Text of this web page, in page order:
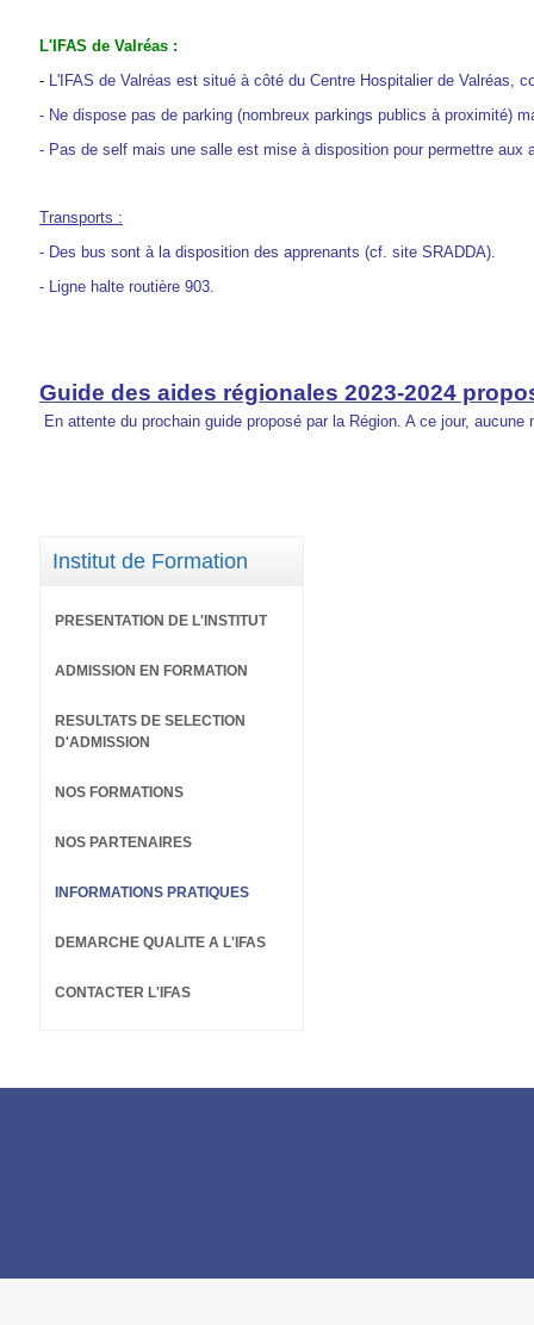
L'IFAS de Valréas :
- L'IFAS de Valréas est situé à côté du Centre Hospitalier de Valréas,
- Ne dispose pas de parking (nombreux parkings publics à proximité)
- Pas de self mais une salle est mise à disposition pour permettre aux
Transports :
- Des bus sont à la disposition des apprenants (cf. site SRADDA).
- Ligne halte routière 903.
Guide des aides régionales 2023-2024
En attente du prochain guide proposé par la Région. A ce jour,
Institut de Formation
PRESENTATION DE L'INSTITUT
ADMISSION EN FORMATION
RESULTATS DE SELECTION
D'ADMISSION
NOS FORMATIONS
NOS PARTENAIRES
INFORMATIONS PRATIQUES
DEMARCHE QUALITE A L'IFAS
CONTACTER L'IFAS